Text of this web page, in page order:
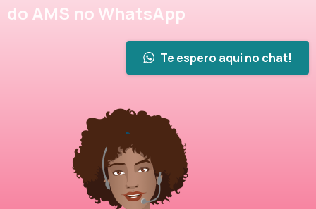
do AMS no WhatsApp
Te espero aqui no chat!